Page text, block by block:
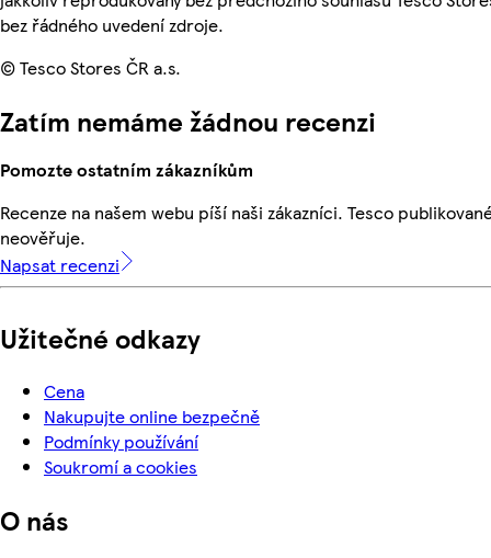
bez řádného uvedení zdroje.
© Tesco Stores ČR a.s.
Zatím nemáme žádnou recenzi
Pomozte ostatním zákazníkům
Recenze na našem webu píší naši zákazníci. Tesco
neověřuje.
Napsat recenzi
Užitečné odkazy
Cena
Nakupujte online bezpečně
Podmínky používání
Soukromí a cookies
O nás